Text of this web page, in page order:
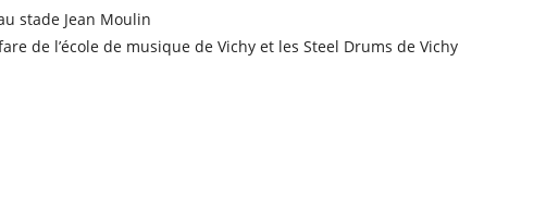
stade Jean Moulin
de l’école de musique de Vichy et les Steel Drums de Vichy